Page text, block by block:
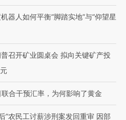
器人如何平衡“脚踏实地”与“仰望星
召开矿业圆桌会 拟向关键矿产投
联合干预汇率，为何影响了黄金
”农民工讨薪涉刑案发回重审 因部